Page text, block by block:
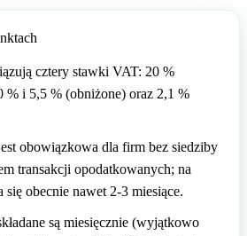
Amazon z Eurofiscalis
cztery stawki VAT: 20 %
% i 5,5 % (obniżone) oraz 2,1 %
obowiązkowa dla firm bez siedziby
transakcji opodatkowanych; na
się obecnie nawet 2-3 miesiące.
są miesięcznie (wyjątkowo